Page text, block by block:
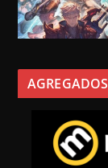
AGREGADOS